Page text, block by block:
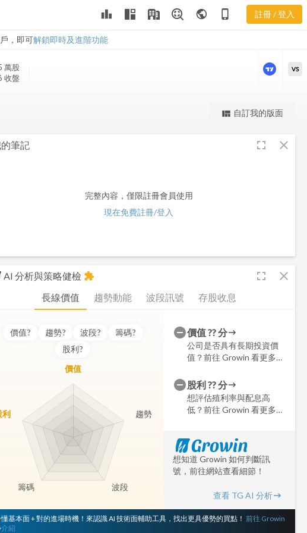
leaderboard public phone_iphone 註冊 / 登入
，即可解鎖即時及進階功能
TG
萬股
收盤
更強大的進階價量圖表
VS
view_quilt 自訂我的版面
筆記 fullscreen close
完整內容，僅限註冊會員使用
現在免費註冊/登入
AI 分析與策略健檢 fullscreen close
extension
長線價值 趨勢動能 波段訊號 存股收息
價值? 趨勢? 波段? 籌碼?
股利?
價值
趨勢
波段
籌碼
利
價值??分
公司是否具有長期投資價
值？前往 Growin 看更多細
股利??分
想評估殖利率與配息高
低？前往 Growin 看更多細
想知道 Growin 如何判斷訊
號，前往網站查看細節！
查看 TG AI 分析
懂基本面 + 對的進場時機！來認識 AI 技術面輔助工具，找出更具優勢的買點！ 前往 Growin
介紹